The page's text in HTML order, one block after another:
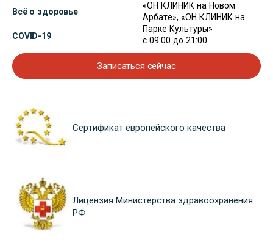
Всё о здоровье
COVID-19
«ОН КЛИНИК на Новом
Арбате», «ОН КЛИНИК на
Парке Культуры»
с 09:00 до 21:00
Записаться сейчас
Сертификат европейского качества
Лицензия Министерства здравоохранения
РФ